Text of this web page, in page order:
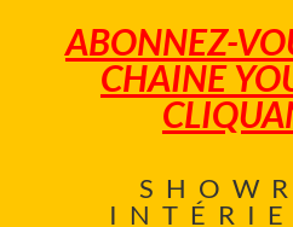
ABONNEZ-
CHAINE